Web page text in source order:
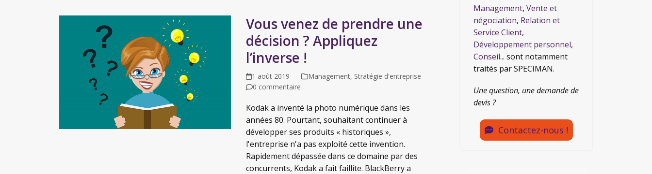
Vous venez de prendre une
décision ? Appliquez
l’inverse !
1 août 2019 Management, Stratégie d'entreprise
0 commentaire
Kodak a inventé la photo numérique dans les
années 80. Pourtant, souhaitant continuer à
développer ses produits « historiques »,
l'entreprise n'a pas exploité cette invention.
Rapidement dépassée dans ce domaine par des
concurrents, Kodak a fait faillite. BlackBerry a
Management, Vente et
négociation, Relation et
Service Client,
Développement personnel,
Conseil... sont notamment
traités par SPECIMAN.
Une question, une demande de
devis ?
Contactez-nous !